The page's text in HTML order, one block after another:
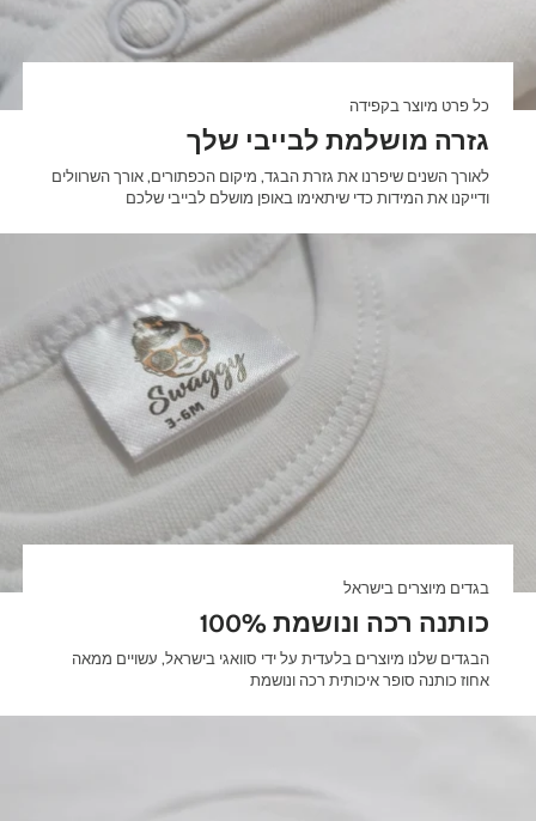
כל פרט מיוצר בקפידה
גזרה מושלמת לבייבי שלך
לאורך השנים שיפרנו את גזרת הבגד, מיקום הכפתורים, אורך השרוולים
ודייקנו את המידות כדי שיתאימו באופן מושלם לבייבי שלכם
בגדים מיוצרים בישראל
100% כותנה רכה ונושמת
הבגדים שלנו מיוצרים בלעדית על ידי סוואגי בישראל, עשויים ממאה
אחוז כותנה סופר איכותית רכה ונושמת